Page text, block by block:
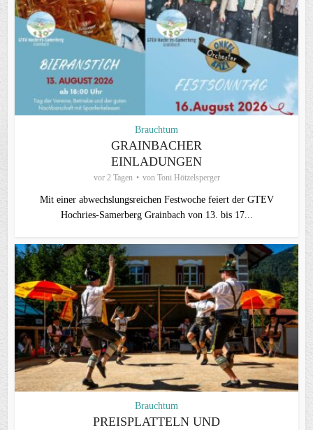
Brauchtum
GRAINBACHER
EINLADUNGEN
vor 2 Tagen von Toni Hötzelsperger
Mit einer abwechslungsreichen Festwoche feiert der GTEV
Hochries-Samerberg Grainbach von 13. bis 17...
Brauchtum
PREISPLATTELN UND